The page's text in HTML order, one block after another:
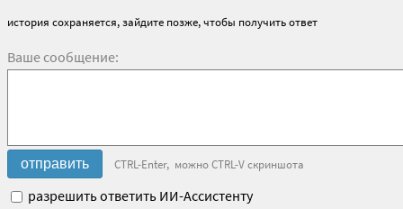
история сохраняется, зайдите позже, чтобы получить ответ
Ваше сообщение:
CTRL-Enter, можно CTRL-V скриншота
разрешить ответить ИИ-Ассистенту